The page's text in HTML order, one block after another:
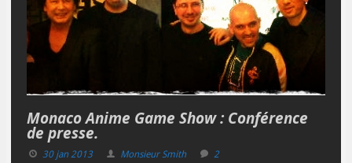
Monaco Anime Game Show : Conférence
de presse.
30 jan 2013 Monsieur Smith
2